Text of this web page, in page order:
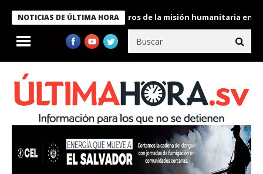
NOTICIAS DE ÚLTIMA HORA
condecora a miembros de la misión humanitaria enviada a